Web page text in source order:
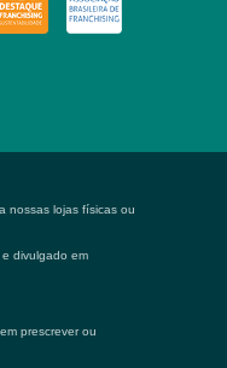
nossas lojas físicas ou
divulgado em
prescrever ou